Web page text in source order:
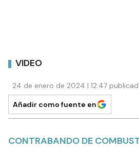
VIDEO
24 de enero de 2024 | 12:47
Añadir como fuente en
CONTRABANDO DE